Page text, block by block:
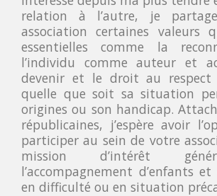
relation à l’autre, je
association certaines valeurs
essentielles comme la
l’individu comme auteur et
devenir et le droit au respect
quelle que soit sa situation
origines ou son handicap.
républicaines, j’espère avoir
participer au sein de votre
mission d’intérêt
l’accompagnement d’enfants et
en difficulté ou en situation